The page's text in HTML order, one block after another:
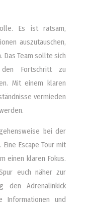
Es ist ratsam,
auszutauschen,
Das Team sollte sich
den Fortschritt zu
Mit einem klaren
vermieden
bei der
Escape Tour mit
einen klaren Fokus.
euch näher zur
den Adrenalinkick
Informationen und